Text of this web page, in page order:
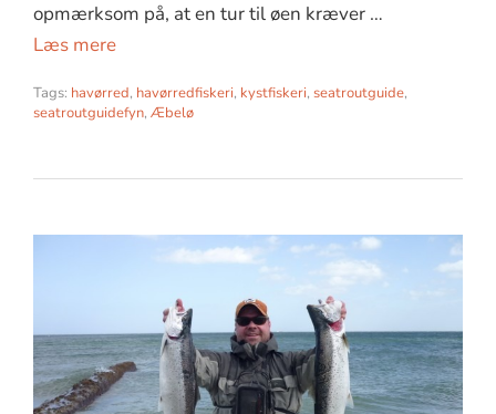
opmærksom på, at en tur til øen kræver …
Læs mere
Tags: havørred, havørredfiskeri, kystfiskeri, seatroutguide,
seatroutguidefyn, Æbelø